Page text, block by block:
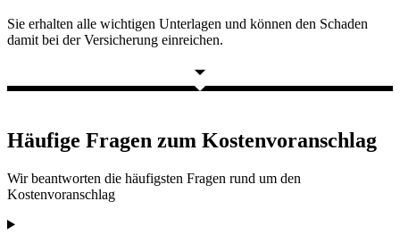
Sie erhalten alle wichtigen Unterlagen und können den Schaden
damit bei der Versicherung einreichen.
Häufige Fragen zum Kostenvoranschlag
Wir beantworten die häufigsten Fragen rund um den
Kostenvoranschlag